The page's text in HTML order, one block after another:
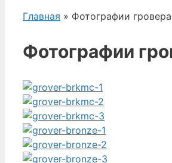
Главная » Фотографии гровера
Фотографии